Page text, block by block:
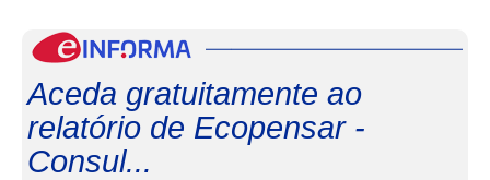
Aceda gratuitamente ao
relatório de Ecopensar -
Consul...